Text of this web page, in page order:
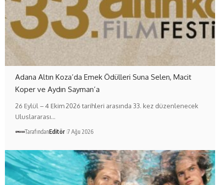
Adana Altın Koza’da Emek Ödülleri Suna Selen, Macit
Koper ve Aydın Sayman’a
26 Eylül – 4 Ekim 2026 tarihleri arasında 33. kez düzenlenecek
Uluslararası…
TarafındanEditör 7 Ağu 2026